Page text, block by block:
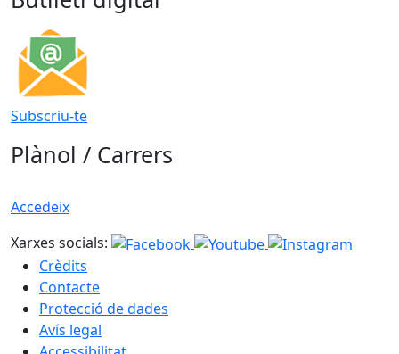
Subscriu-te
Plànol / Carrers
Accedeix
Xarxes socials:
Crèdits
Contacte
Protecció de dades
Avís legal